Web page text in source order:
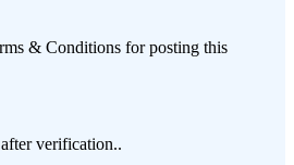
& Conditions for posting this
verification..